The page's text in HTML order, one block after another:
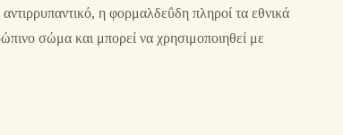
η φορμαλδεΰδη πληροί τα εθνικά
σώμα και μπορεί να χρησιμοποιηθεί με